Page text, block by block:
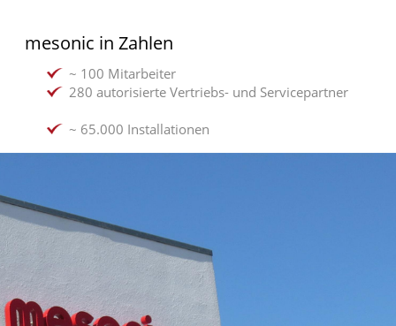
mesonic in Zahlen
~ 100 Mitarbeiter
280 autorisierte Vertriebs- und Servicepartner
~ 65.000 Installationen